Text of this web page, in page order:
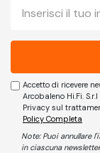
Accetto di ricevere
Arcobaleno Hi.Fi. S.r.l e
Privacy sul
Policy Completa
Note: Puoi annullare
in ciascuna